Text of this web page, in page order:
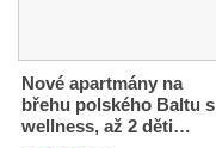
Nové apartmány na
břehu polského Baltu s
wellness, až 2 děti…